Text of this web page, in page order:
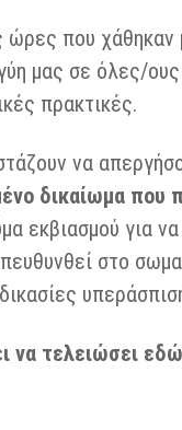
που χάθηκαν
μας σε όλες/
πρακτικές.
να
δικαίωμα που
εκβιασμού για
στο
να τελειώσει